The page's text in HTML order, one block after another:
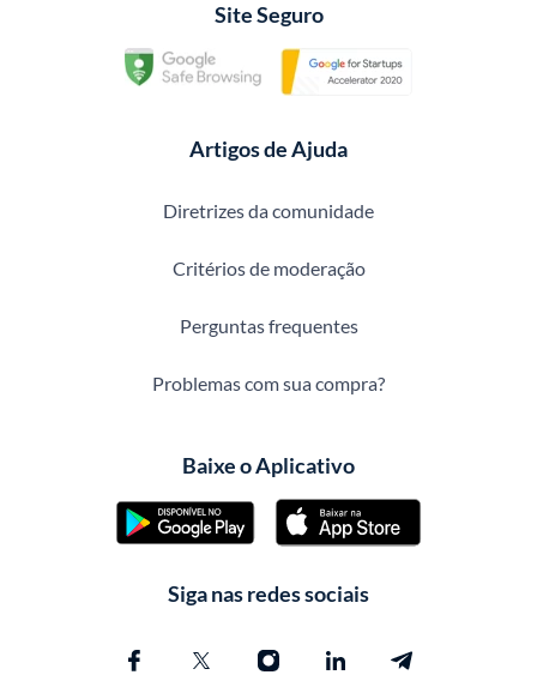
Site Seguro
Artigos de Ajuda
Diretrizes da comunidade
Critérios de moderação
Perguntas frequentes
Problemas com sua compra?
Baixe o Aplicativo
Siga nas redes sociais